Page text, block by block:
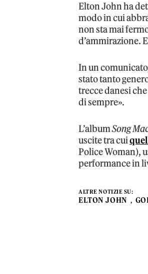
Elton John ha
modo in cui
non sta mai
d’ammirazione.
In un
stato tanto
trecce danesi
di sempre».
L’albumSong
uscite tra cui
Police Woman),
performance in
ALTRE NOTIZIE SU:
ELTON JOHN